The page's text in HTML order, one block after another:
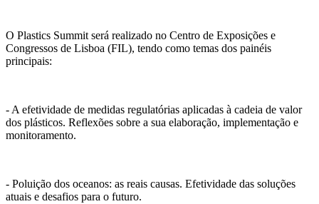
O Plastics Summit será realizado no Centro de Exposições e
Congressos de Lisboa (FIL), tendo como temas dos painéis
principais:
- A efetividade de medidas regulatórias aplicadas à cadeia de valor
dos plásticos. Reflexões sobre a sua elaboração, implementação e
monitoramento.
- Poluição dos oceanos: as reais causas. Efetividade das soluções
atuais e desafios para o futuro.